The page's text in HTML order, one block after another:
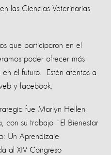
las Ciencias Veterinarias
que participaron en el
poder ofrecer más
el futuro. Estén atentos a
y facebook.
fue Marlyn Hellen
con su trabajo ¨El Bienestar
Un Aprendizaje
al XIV Congreso